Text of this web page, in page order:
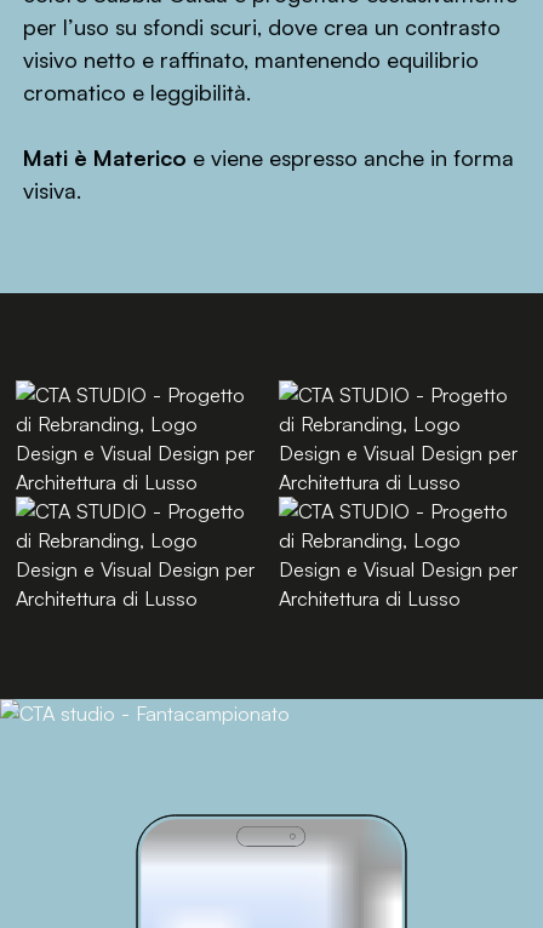
per l’uso su sfondi scuri, dove crea un contrasto
visivo netto e raffinato, mantenendo equilibrio
cromatico e leggibilità.
Mati è Materico e viene espresso anche in forma
visiva.